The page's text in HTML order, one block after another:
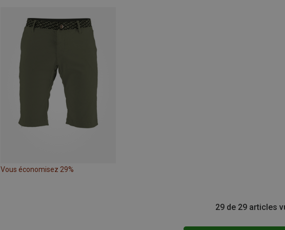
Vous économisez 29%
29 de 29 articles